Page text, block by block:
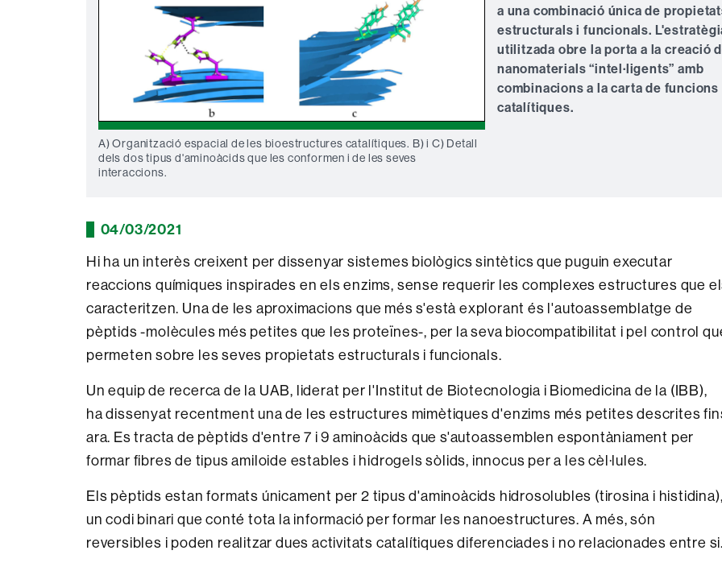
A) Organització espacial de les bioestructures catalítiques. B) i C) Detall
dels dos tipus d'aminoàcids que les conformen i de les seves
interaccions.
a una combinació única de
estructurals i funcionals.
utilitzada obre la porta a la creació
nanomaterials “intel·ligents” amb
combinacions a la carta de funcions
catalítiques.
04/03/2021
Hi ha un interès creixent per dissenyar sistemes biològics sintètics que puguin executar
reaccions químiques inspirades en els enzims, sense requerir les complexes estructures que
caracteritzen. Una de les aproximacions que més s'està explorant és l'autoassemblatge de
pèptids -molècules més petites que les proteïnes-, per la seva biocompatibilitat i pel control
permeten sobre les seves propietats estructurals i funcionals.
Un equip de recerca de la UAB, liderat per l'Institut de Biotecnologia i Biomedicina de la (IBB),
ha dissenyat recentment una de les estructures mimètiques d'enzims més petites descrites
ara. Es tracta de pèptids d'entre 7 i 9 aminoàcids que s'autoassemblen espontàniament per
formar fibres de tipus amiloide estables i hidrogels sòlids, innocus per a les cèl·lules.
Els pèptids estan formats únicament per 2 tipus d'aminoàcids hidrosolubles (tirosina i histidina),
un codi binari que conté tota la informació per formar les nanoestructures. A més, són
reversibles i poden realitzar dues activitats catalítiques diferenciades i no relacionades entre si.